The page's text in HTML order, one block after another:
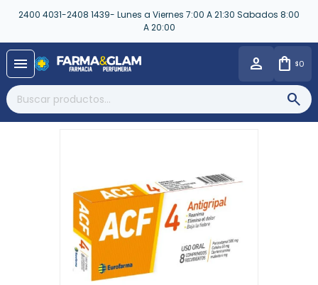
2400 4031-2408 1439- Lunes a Viernes 7:00 A 21:30 Sabados 8:00
A 20:00
menu $0